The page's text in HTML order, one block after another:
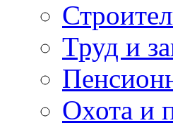
Труд и
Охота и